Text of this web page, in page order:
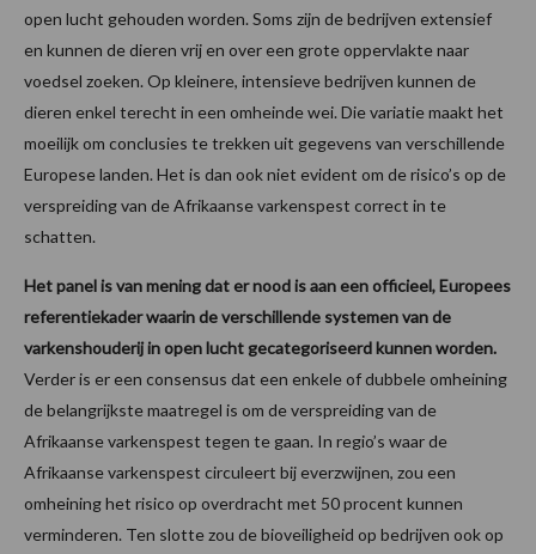
open lucht gehouden worden. Soms zijn de bedrijven extensief
en kunnen de dieren vrij en over een grote oppervlakte naar
voedsel zoeken. Op kleinere, intensieve bedrijven kunnen de
dieren enkel terecht in een omheinde wei. Die variatie maakt het
moeilijk om conclusies te trekken uit gegevens van verschillende
Europese landen. Het is dan ook niet evident om de risico’s op de
verspreiding van de Afrikaanse varkenspest correct in te
schatten.
Het panel is van mening dat er nood is aan een officieel, Europees
referentiekader waarin de verschillende systemen van de
varkenshouderij in open lucht gecategoriseerd kunnen worden.
Verder is er een consensus dat een enkele of dubbele omheining
de belangrijkste maatregel is om de verspreiding van de
Afrikaanse varkenspest tegen te gaan. In regio’s waar de
Afrikaanse varkenspest circuleert bij everzwijnen, zou een
omheining het risico op overdracht met 50 procent kunnen
verminderen. Ten slotte zou de bioveiligheid op bedrijven ook op